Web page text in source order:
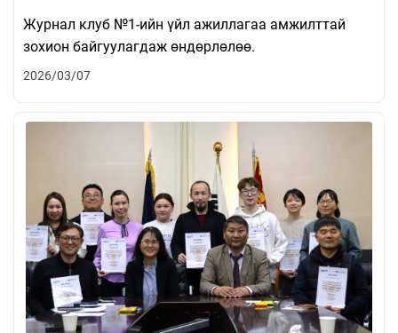
Журнал клуб №1-ийн үйл ажиллагаа амжилттай
зохион байгуулагдаж өндөрлөлөө.
2026/03/07